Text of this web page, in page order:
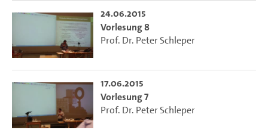
24.06.2015
Vorlesung 8
Prof. Dr. Peter Schleper
17.06.2015
Vorlesung 7
Prof. Dr. Peter Schleper